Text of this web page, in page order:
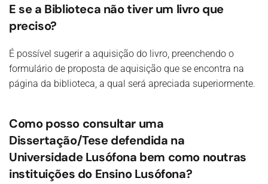
E se a Biblioteca não tiver um livro que
preciso?
É possível sugerir a aquisição do livro, preenchendo o
formulário de proposta de aquisição que se encontra na
página da biblioteca, a qual será apreciada superiormente.
Como posso consultar uma
Dissertação/Tese defendida na
Universidade Lusófona bem como noutras
instituições do Ensino Lusófona?